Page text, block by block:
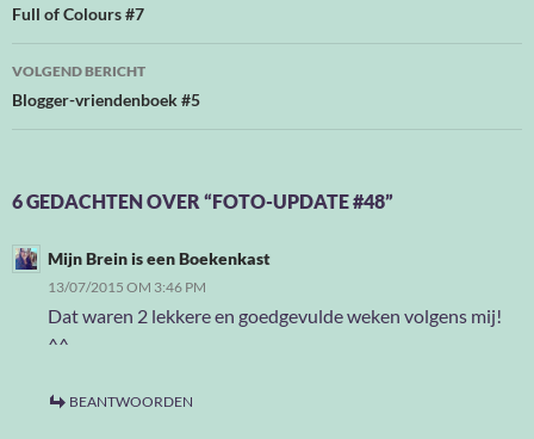
navigatie
Full of Colours #7
VOLGEND BERICHT
Blogger-vriendenboek #5
6 GEDACHTEN OVER “FOTO-UPDATE #48”
Mijn Brein is een Boekenkast
13/07/2015 OM 3:46 PM
Dat waren 2 lekkere en goedgevulde weken volgens mij!
^^
BEANTWOORDEN